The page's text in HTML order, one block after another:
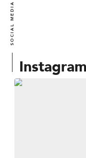
SOCIAL MEDIA
Instagram